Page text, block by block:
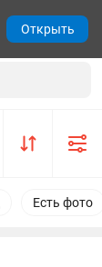
Есть фото
Открыть